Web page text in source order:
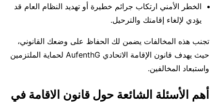
الخطر الأمني ارتكاب جرائم خطيرة أو تهديد النظام العام قد
يؤدي لإلغاء إقامتك والترحيل.
تجنب هذه المخالفات يضمن لك الحفاظ على وضعك القانوني،
حيث يهدف قانون الإقامة الاتحادي AufenthG لحماية الملتزمين
واستبعاد المخالفين.
أهم الأسئلة الشائعة حول قانون الاقامة في